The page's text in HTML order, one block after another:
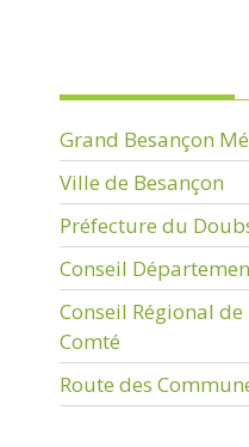
Grand Besançon
Ville de Besançon
Préfecture du
Conseil
Conseil Régional
Comté
Route des